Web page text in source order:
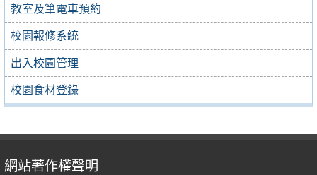
教室及筆電車預約
校園報修系統
出入校園管理
校園食材登錄
網站著作權聲明